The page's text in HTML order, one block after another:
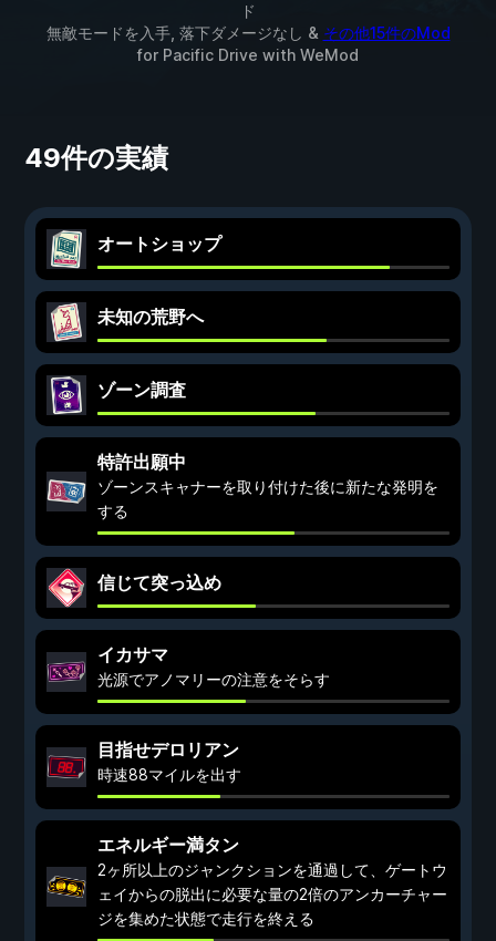
ド
無敵モードを入手, 落下ダメージなし & その他15件のMod
for Pacific Drive with WeMod
49件の実績
オートショップ
未知の荒野へ
ゾーン調査
特許出願中
ゾーンスキャナーを取り付けた後に新たな発明を
する
信じて突っ込め
イカサマ
光源でアノマリーの注意をそらす
目指せデロリアン
時速88マイルを出す
エネルギー満タン
2ヶ所以上のジャンクションを通過して、ゲートウ
ェイからの脱出に必要な量の2倍のアンカーチャー
ジを集めた状態で走行を終える